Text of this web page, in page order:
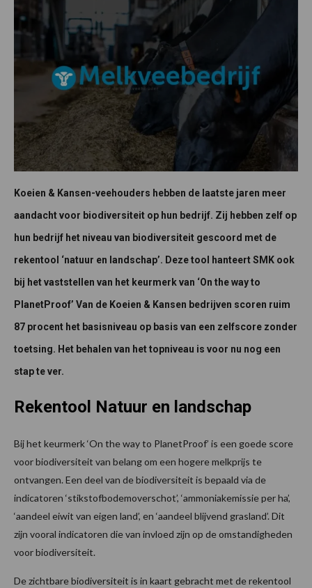
Koeien & Kansen-veehouders hebben de laatste jaren meer
aandacht voor biodiversiteit op hun bedrijf. Zij hebben zelf op
hun bedrijf het niveau van biodiversiteit gescoord met de
rekentool ‘natuur en landschap’. Deze tool hanteert SMK ook
bij het vaststellen van het keurmerk van ‘On the way to
PlanetProof’ Van de Koeien & Kansen bedrijven scoren ruim
87 procent het basisniveau op basis van een zelfscore zonder
toetsing. Het behalen van het topniveau is voor nu nog een
stap te ver.
Rekentool Natuur en landschap
Bij het keurmerk ‘On the way to PlanetProof’ is een goede score
voor biodiversiteit van belang om een hogere melkprijs te
ontvangen. Een deel van de biodiversiteit is bepaald via de
indicatoren ‘stikstofbodemoverschot’, ‘ammoniakemissie per ha’,
‘aandeel eiwit van eigen land’, en ‘aandeel blijvend grasland’. Dit
zijn vooral indicatoren die van invloed zijn op de omstandigheden
voor biodiversiteit.
De zichtbare biodiversiteit is in kaart gebracht met de rekentool